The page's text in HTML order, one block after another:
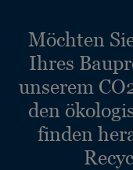
Möchten
Ihres
unserem
den
finden